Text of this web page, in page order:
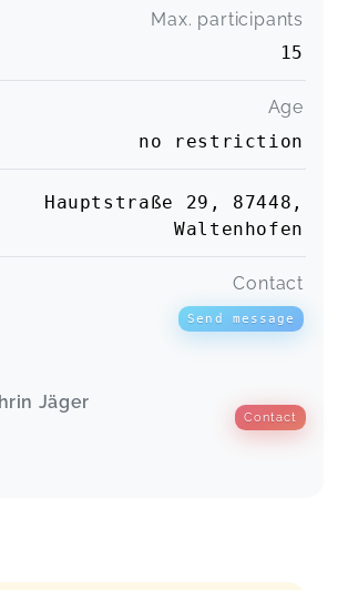
Max. participants
15
Age
no restriction
Hauptstraße 29, 87448,
Waltenhofen
Contact
Send message
Jäger
Contact